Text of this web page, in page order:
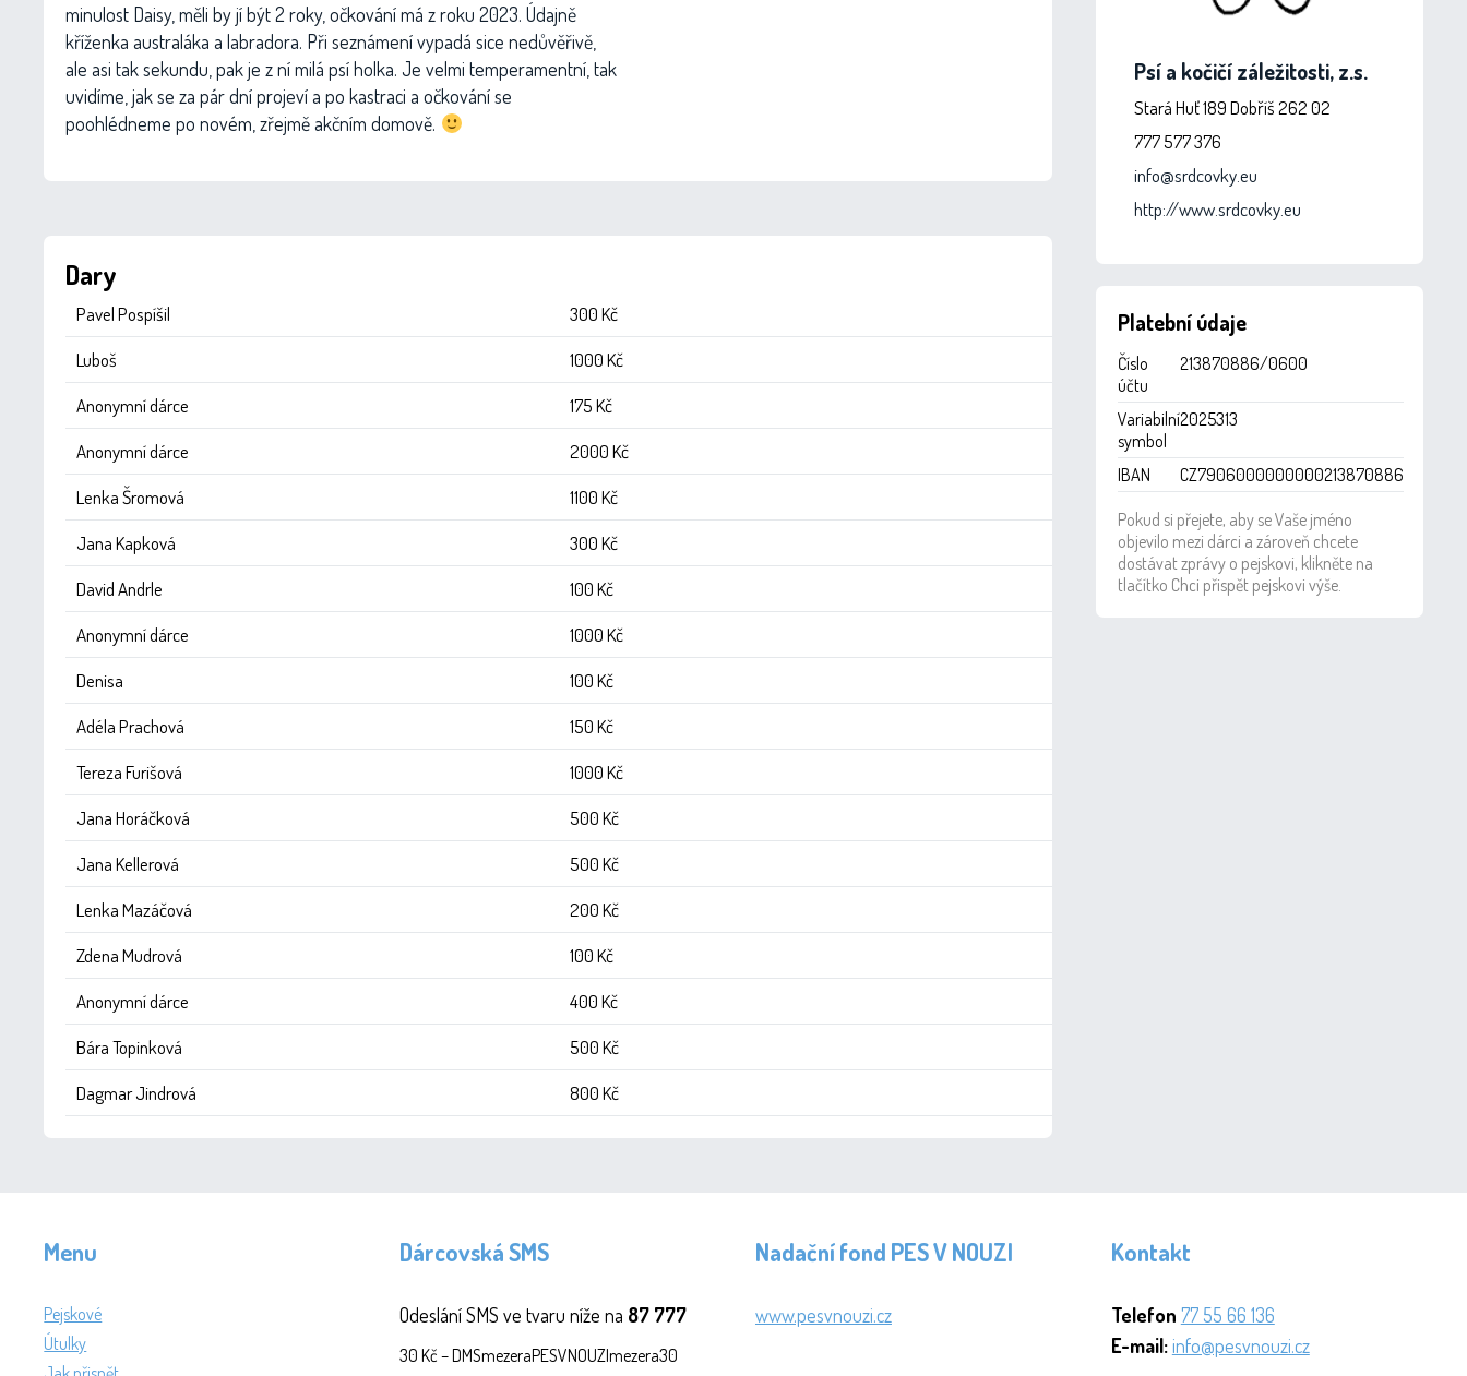
minulost Daisy, měli by jí být 2 roky, očkování má z roku 2023. Údajně
kříženka australáka a labradora. Při seznámení vypadá sice nedůvěřivě,
ale asi tak sekundu, pak je z ní milá psí holka. Je velmi temperamentní, tak
uvidíme, jak se za pár dní projeví a po kastraci a očkování se
poohlédneme po novém, zřejmě akčním domově.
Dary
Pavel Pospíšil
300 Kč
Luboš
1000 Kč
Anonymní dárce
175 Kč
Anonymní dárce
2000 Kč
Lenka Šromová
1100 Kč
Jana Kapková
300 Kč
David Andrle
100 Kč
Anonymní dárce
1000 Kč
Denisa
100 Kč
Adéla Prachová
150 Kč
Tereza Furišová
1000 Kč
Jana Horáčková
500 Kč
Jana Kellerová
500 Kč
Lenka Mazáčová
200 Kč
Zdena Mudrová
100 Kč
Anonymní dárce
400 Kč
Bára Topinková
500 Kč
Dagmar Jindrová
800 Kč
Psí a kočičí záležitosti, z.s.
Stará Huť 189 Dobříš 262 02
777 577 376
info@srdcovky.eu
http://www.srdcovky.eu
Platební údaje
Číslo
účtu
213870886/0600
Variabilní
symbol
2025313
IBAN CZ7906000000000213870886
Pokud si přejete, aby se Vaše jméno
objevilo mezi dárci a zároveň chcete
dostávat zprávy o pejskovi, klikněte na
tlačítko Chci přispět pejskovi výše.
Menu
Pejskové
Útulky
Dárcovská SMS
Odeslání SMS ve tvaru níže na 87 777
30 Kč – DMSmezeraPESVNOUZImezera30
Nadační fond PES V NOUZI
www.pesvnouzi.cz
Kontakt
Telefon 77 55 66 136
E-mail:info@pesvnouzi.cz